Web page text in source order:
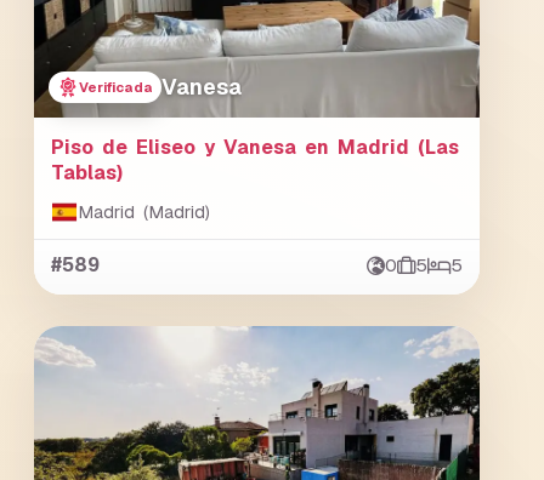
Verificada Vanesa
Piso de Eliseo y Vanesa en Madrid (Las
Tablas)
Madrid (Madrid)
#589 0 5 5